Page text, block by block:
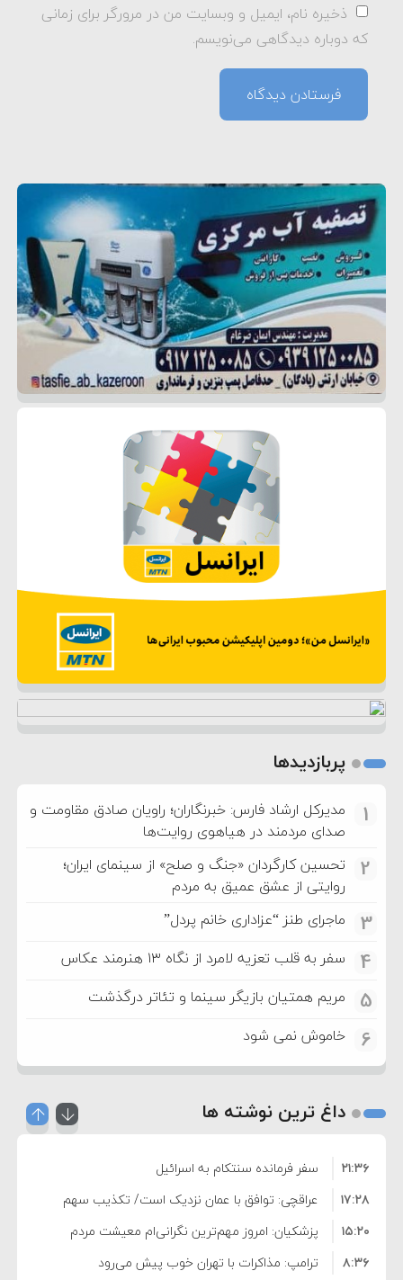
ذخیره نام، ایمیل و وبسایت من در مرورگر برای زمانی
که دوباره دیدگاهی می‌نویسم.
پربازدیدها
1
مدیرکل ارشاد فارس: خبرنگاران؛ راویان صادق مقاومت و
صدای مردمند در هیاهوی روایت‌ها
2
تحسین کارگردان «جنگ و صلح» از سینمای ایران؛
روایتی از عشق عمیق به مردم
3 ماجرای طنز “عزاداری خانم پردل”
4 سفر به قلب تعزیه لامرد از نگاه ۱۳ هنرمند عکاس
5 مریم همتیان بازیگر سینما و تئاتر درگذشت
6 خاموش نمی شود
داغ ترین نوشته ها
سفر فرمانده سنتکام به اسرائیل
۲۱:۳۶
عراقچی: توافق با عمان نزدیک است/ تکذیب سهم
۱۱ درصدی ایران از خزر
۱۷:۲۸
پزشکیان: امروز مهم‌ترین نگرانی‌ام معیشت مردم
است
۱۵:۲۰
ترامپ: مذاکرات با تهران خوب پیش می‌رود
۸:۳۶